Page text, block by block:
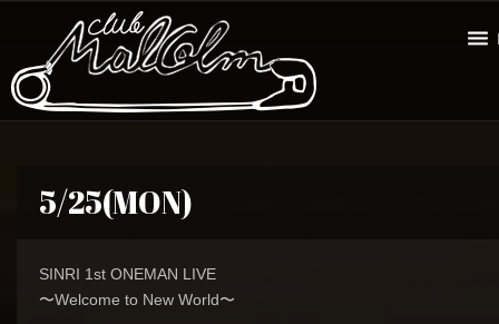
5/25(MON)
SINRI 1st ONEMAN LIVE
〜Welcome to New World〜